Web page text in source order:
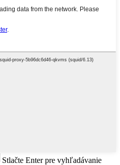
Stlačte Enter pre vyhľadávanie